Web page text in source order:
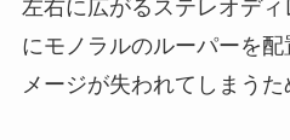
左右に広がるステレオデ
にモノラルのルーパーを
メージが失われてしまうた